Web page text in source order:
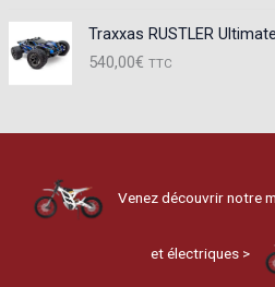
Traxxas RUSTLER
540,00€ TTC
Venez découvrir notre
et électriques >